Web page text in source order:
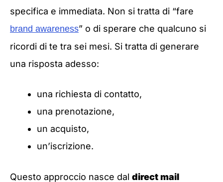
specifica e immediata. Non si tratta di “fare
brand awareness” o di sperare che qualcuno si
ricordi di te tra sei mesi. Si tratta di generare
una risposta adesso:
una richiesta di contatto,
una prenotazione,
un acquisto,
un’iscrizione.
Questo approccio nasce dal direct mail